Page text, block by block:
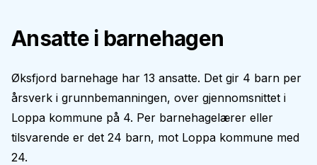
Ansatte i barnehagen
Øksfjord barnehage har 13 ansatte. Det gir 4 barn per
årsverk i grunnbemanningen, over gjennomsnittet i
Loppa kommune på 4. Per barnehagelærer eller
tilsvarende er det 24 barn, mot Loppa kommune med
24.